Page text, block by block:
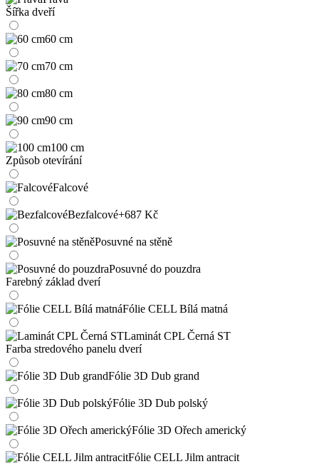
Šířka dveří
60 cm
70 cm
80 cm
90 cm
100 cm
Způsob otevírání
Falcové
Bezfalcové+687 Kč
Posuvné na stěně
Posuvné do pouzdra
Farebný základ dverí
Fólie CELL Bílá matná
Laminát CPL Černá ST
Farba stredového panelu dverí
Fólie 3D Dub grand
Fólie 3D Dub polský
Fólie 3D Ořech americký
Fólie CELL Jilm antracit